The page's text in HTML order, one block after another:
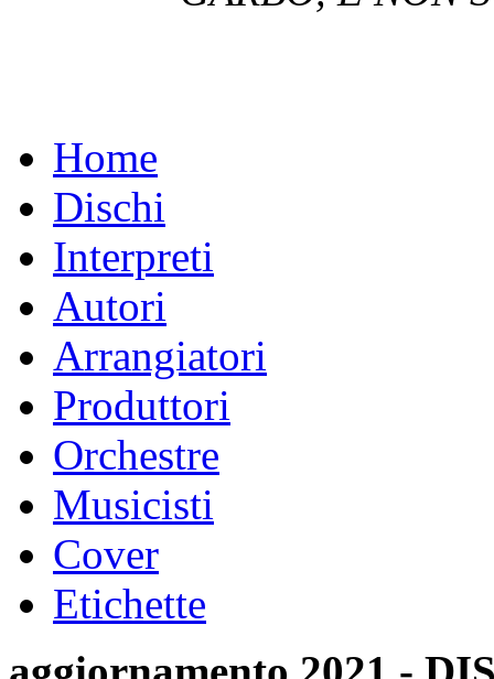
Home
Dischi
Interpreti
Autori
Arrangiatori
Produttori
Orchestre
Musicisti
Cover
Etichette